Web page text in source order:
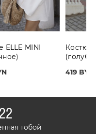
ELLE MINI
Костюм
419 BYN
тобой